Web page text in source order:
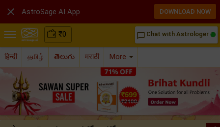
₹0 chat_bubble_outline Chat with Astrologer
हिन्दी தமிழ் తెలుగు मराठी More
 AstroSage AI App DOWNLOAD NOW